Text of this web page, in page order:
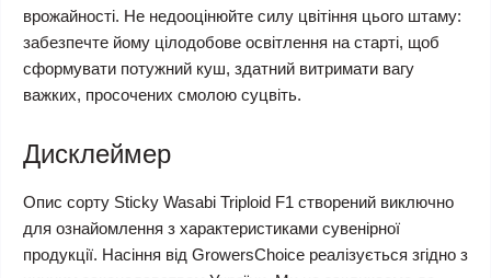
врожайності. Не недооцінюйте силу цвітіння цього штаму:
забезпечте йому цілодобове освітлення на старті, щоб
сформувати потужний куш, здатний витримати вагу
важких, просочених смолою суцвіть.
Дисклеймер
Опис сорту Sticky Wasabi Triploid F1 створений виключно
для ознайомлення з характеристиками сувенірної
продукції. Насіння від GrowersChoice реалізується згідно з